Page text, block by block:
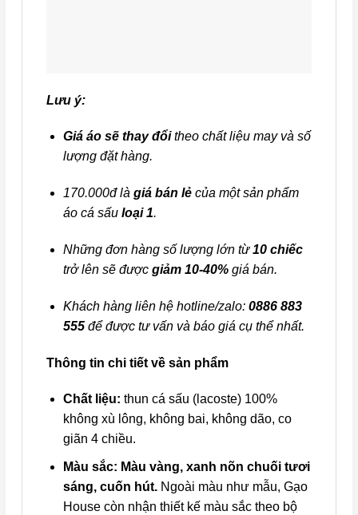
Lưu ý:
Giá áo sẽ thay đổitheo chất liệu may và số
lượng đặt hàng.
170.000đ là giá bán lẻcủa một sản phẩm
áo cá sấuloại 1.
Những đơn hàng số lượng lớn từ10 chiếc
trở lên sẽ được giảm 10-40%giá bán.
Khách hàng liên hệ hotline/zalo:0886 883
555để được tư vấn và báo giá cụ thể nhất.
Thông tin chi tiết về sản phẩm
Chất liệu: thun cá sấu (lacoste) 100%
không xù lông, không bai, không dão, co
giãn 4 chiều.
Màu sắc: Màu vàng, xanh nõn chuối tươi
sáng, cuốn hút. Ngoài màu như mẫu, Gạo
House còn nhận thiết kế màu sắc theo bộ